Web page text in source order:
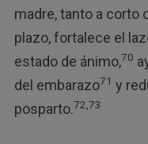
madre, tanto a corto
plazo, fortalece el
estado de ánimo,70
del embarazo71 y
posparto.72,73